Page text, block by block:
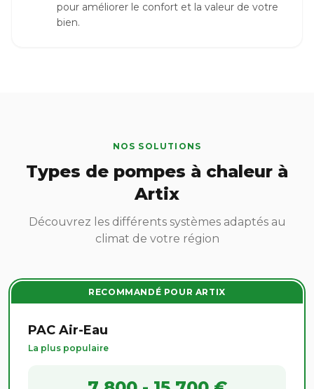
pour améliorer le confort et la valeur de votre
bien.
NOS SOLUTIONS
Types de pompes à chaleur à
Artix
Découvrez les différents systèmes adaptés au
climat de votre région
RECOMMANDÉ POUR ARTIX
PAC Air-Eau
La plus populaire